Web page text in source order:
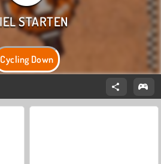
Cycling Down